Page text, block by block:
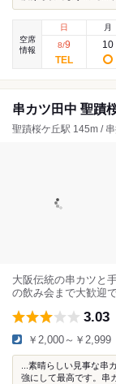
空席
情報
日
8/9
月
10
串カツ田中 聖蹟
聖蹟桜ケ丘駅 145m /
大阪伝統の串カツと
の飲み会まで大歓迎で
3.03
￥2,000～￥2,999
...素晴らしい見事な串
強にして最高です。串